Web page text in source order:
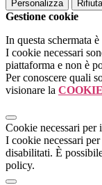
Personalizza
Gestione cookie
In questa schermata
I cookie necessari
piattaforma e non è
Per conoscere quali
visionare la
Cookie necessari per
I cookie necessari
disabilitati. È
policy.